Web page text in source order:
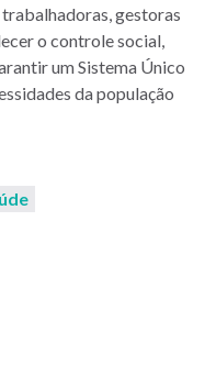
gestoras
o controle social,
um Sistema Único
da população